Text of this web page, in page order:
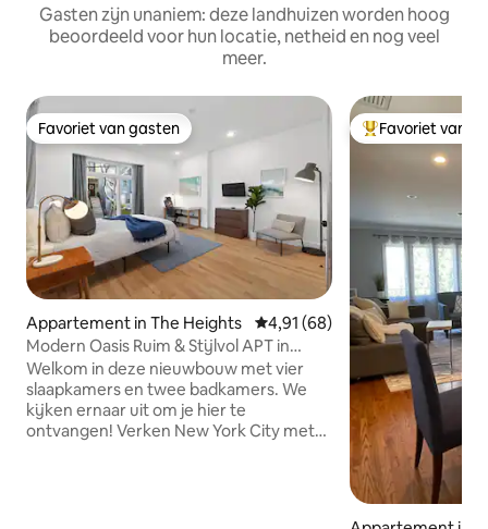
Gasten zijn unaniem: deze landhuizen worden hoog
beoordeeld voor hun locatie, netheid en nog veel
meer.
Favoriet van gasten
Favoriet van gasten
Appartement in The Heights Gemiddelde beoordeling van
4,91 (68)
Modern Oasis Ruim & Stijlvol APT in
Jersey City
Welkom in deze nieuwbouw met vier
slaapkamers en twee badkamers. We
kijken ernaar uit om je hier te
ontvangen! Verken New York City met
Topfavoriet van
Favoriet van